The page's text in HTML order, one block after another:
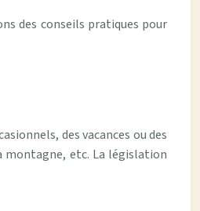
des conseils pratiques pour
des vacances ou des
montagne, etc. La législation